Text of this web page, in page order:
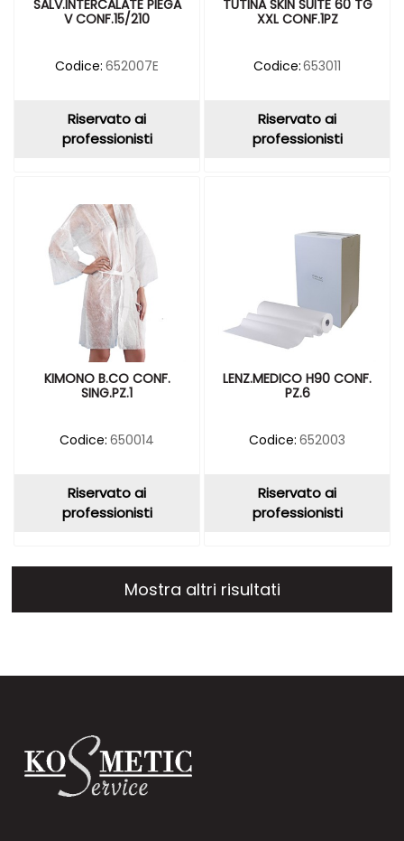
SALV.INTERCALATE PIEGA
V CONF.15/210
Codice: 652007E
Riservato ai
professionisti
TUTINA SKIN SUITE 60 TG
XXL CONF.1PZ
Codice:653011
Riservato ai
professionisti
KIMONO B.CO CONF.
SING.PZ.1
Codice: 650014
Riservato ai
professionisti
LENZ.MEDICO H90 CONF.
PZ.6
Codice: 652003
Riservato ai
professionisti
Mostra altri risultati